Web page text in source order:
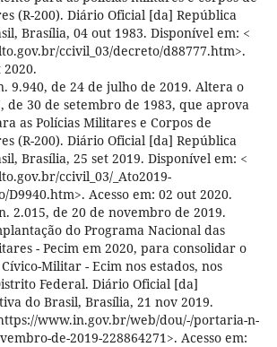
(R-200). Diário Oficial [da] República
Brasília, 04 out 1983. Disponível em: <
ccivil_03/decreto/d88777.htm>.
2020.
9.940, de 24 de julho de 2019. Altera o
de 30 de setembro de 1983, que aprova
as Polícias Militares e Corpos de
(R-200). Diário Oficial [da] República
Brasília, 25 set 2019. Disponível em: <
ccivil_03/_Ato2019-
D9940.htm>. Acesso em: 02 out 2020.
2.015, de 20 de novembro de 2019.
do Programa Nacional das
- Pecim em 2020, para consolidar o
Militar - Ecim nos estados, nos
Federal. Diário Oficial [da]
do Brasil, Brasília, 21 nov 2019.
www.in.gov.br/web/dou/-/portaria-n-
de-2019-228864271>. Acesso em: